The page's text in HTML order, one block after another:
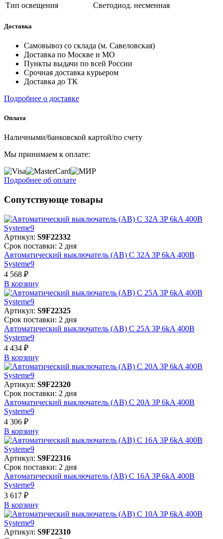
Тип освещения
Светодиод. несменная
Доставка
Самовывоз со склада (м. Савеловская)
Доставка по Москве и МО
Пункты выдачи по всей России
Срочная доставка курьером
Доставка до ТК
Подробнее о доставке
Оплата
Наличными/банковской картой/по счету
Мы принимаем к оплате:
Подробнее об оплате
Сопутствующе товары
Артикул: S9F22332
Срок поставки: 2 дня
Автоматический выключатель (АВ) C 32A 3P 6kA 400В
Systeme9
4 568 ₽
В корзинy
Артикул: S9F22325
Срок поставки: 2 дня
Автоматический выключатель (АВ) C 25A 3P 6kA 400В
Systeme9
4 434 ₽
В корзинy
Артикул: S9F22320
Срок поставки: 2 дня
Автоматический выключатель (АВ) C 20A 3P 6kA 400В
Systeme9
4 306 ₽
В корзинy
Артикул: S9F22316
Срок поставки: 2 дня
Автоматический выключатель (АВ) C 16A 3P 6kA 400В
Systeme9
3 617 ₽
В корзинy
Артикул: S9F22310